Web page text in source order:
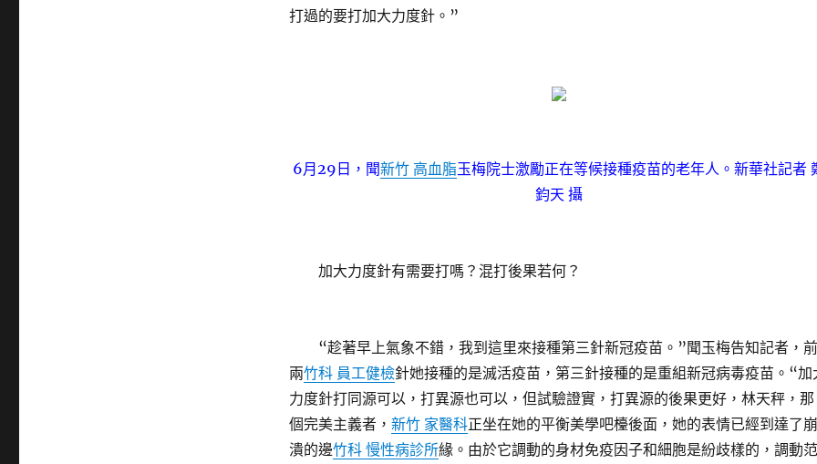
打過的要打加大力度針。”
6月29日，聞新竹 高血脂玉梅院士激勵正在等候接種疫苗的老年人。 新華社記者
鈞天 攝
加大力度針有需要打嗎？混打後果若何？
“趁著早上氣象不錯，我到這里來接種第三針新冠疫苗。”聞玉梅告知記者，前
兩竹科 員工健檢針她接種的是滅活疫苗，第三針接種的是重組新冠病毒疫苗。“加
力度針打同源可以，打異源也可以，但試驗證實，打異源的後果更好，林天秤，那
個完美主義者， 新竹 家醫科正坐在她的平衡美學吧檯後面，她的表情已經到達了崩
潰的邊竹科 慢性病診所緣。由於它調動的身材免疫因子和細胞是紛歧樣的，調動范